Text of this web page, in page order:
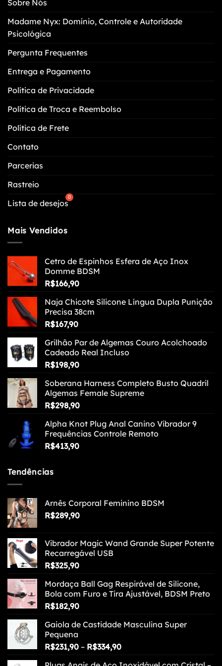
ser
na
página
produto
Sobre Nós
Madame Nyx: Domínio, Controle e Autoridade
Psicológica
Pergunta Frequentes
Entrega e Pagamento
Política de Privacidade
Política de Troca e Reembolso
Política de Frete
Contato
Parcerias
Rastreio
Lista de desejos
Mais Vendidos
Cetro de Espinhos Esfera de Aço Inox
Domme BDSM
R$166,90
Naja Chicote Silicone Língua Dupla Punição
Precisa 38cm
R$167,90
Grilhão Par de Algemas Couro Acolchoado
Cadeado Real Incluso
R$198,90
Soberana Harness Completo Busto Quadril
Algemas Female Supreme
R$298,90
Alpha Knot Plug Anal Canino Vibrador 9
Frequências Controle Remoto
R$413,90
Tendências
Arnês Corporal Feminino BDSM
R$289,90
Vibrador Magic Wand Grande Super Potente
Recarregável USB
R$325,90
Mordaça Ball Gag Respirável de Silicone,
Bola com Furo e Tira Ajustável, BDSM Preto
R$182,90
Gaiola de Castidade Masculina Super
Pequena
R$231,90 – R$334,90Faixa